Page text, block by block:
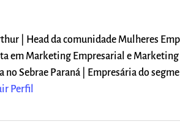
| Head da comunidade Mulheres
em Marketing Empresarial e
no Sebrae Paraná | Empresária do
Perfil